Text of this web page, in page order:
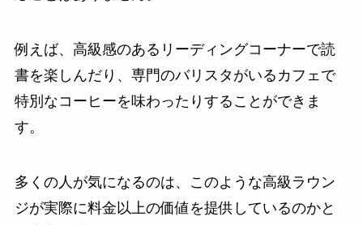
例えば、高級感のあるリーディングコーナーで読
書を楽しんだり、専門のバリスタがいるカフェで
特別なコーヒーを味わったりすることができま
す。
多くの人が気になるのは、このような高級ラウン
ジが実際に料金以上の価値を提供しているのかと